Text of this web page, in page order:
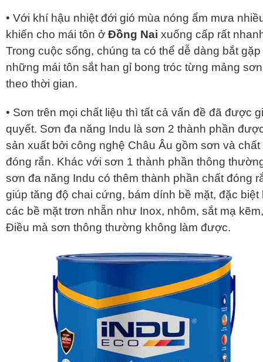
• Với khí hậu nhiệt đới gió mùa nóng ẩm mưa
khiến cho mái tôn ở Đồng Nai xuống cấp rất
Trong cuộc sống, chúng ta có thể dễ dàng bắt gặp
những mái tôn sắt han gỉ bong tróc từng mảng sơn
theo thời gian.
• Sơn trên mọi chất liệu thì tất cả vấn đề đã được
quyết. Sơn đa năng Indu là sơn 2 thành phần
sản xuất bởi công nghệ Châu Âu gồm sơn và chất
đóng rắn. Khác với sơn 1 thành phần thông
sơn đa năng Indu có thêm thành phần chất đóng
giúp tăng độ chai cứng, bám dính bề mặt, đặc biệt
các bề mặt trơn nhẵn như Inox, nhôm, sắt mạ
Điều mà sơn thông thường không làm được.